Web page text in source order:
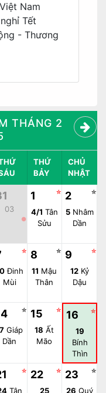
Nam
Tết
- Thương
THÁNG 2
THỨ
BẢY
CHỦ
NHẬT
03
●
1 ☆
4/1 Tân
Sửu
2 ☆
5Nhâm
Dần
☆
Đinh
Mùi
8 ☆
11 Mậu
Thân
9 ☆
12Kỷ
Dậu
☆
Giáp
Dần
15 ☆
18 Ất
Mão
16 ☆
19
Bính
Thìn
☆
Tân
22 ☆
25
23 ☆
26 Quý